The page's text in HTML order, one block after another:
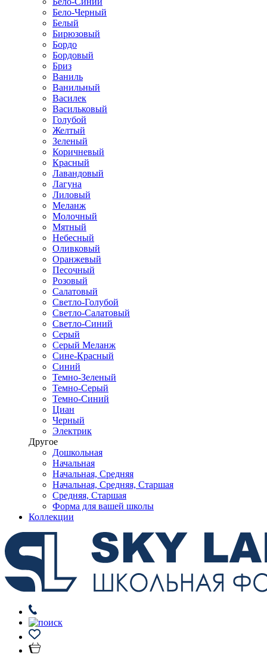
Бело-Черный
Белый
Бирюзовый
Бордо
Бордовый
Бриз
Ваниль
Ванильный
Василек
Васильковый
Голубой
Желтый
Зеленый
Коричневый
Красный
Лавандовый
Лагуна
Лиловый
Меланж
Молочный
Мятный
Небесный
Оливковый
Оранжевый
Песочный
Розовый
Салатовый
Светло-Голубой
Светло-Салатовый
Светло-Синий
Серый
Серый Меланж
Сине-Красный
Синий
Темно-Зеленый
Темно-Серый
Темно-Синий
Циан
Черный
Электрик
Другое
Дошкольная
Начальная
Начальная, Средняя
Начальная, Средняя, Старшая
Средняя, Старшая
Форма для вашей школы
Коллекции